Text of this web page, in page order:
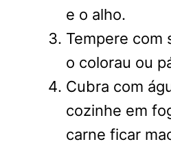
e o alho.
Tempere com
o colorau ou
Cubra com
cozinhe em
carne ficar